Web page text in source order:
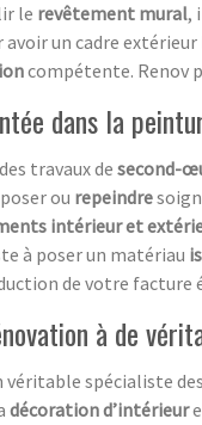
le revêtement mural,
un cadre extérieur
compétente. Renov
dans la
travaux de second-
ou repeindre
intérieur et
à poser un matériau
de votre facture
à de
véritable spécialiste des
décoration d’intérieur